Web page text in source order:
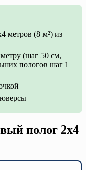
метров (8 м²) из
(шаг 50 см,
пологов шаг 1
полог 2х4